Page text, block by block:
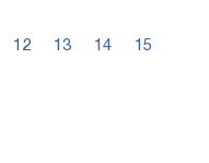
12 13 14 15